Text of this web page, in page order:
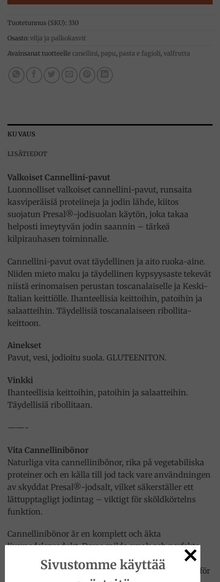
Tuotetunnus (SKU): 330
Osasto: vilja ja palkokasvit
Avainsanat tuotteelle canellini, papu, pasta e fagioli, valfrutta
KUVAUS
LISÄTIEDOT
Valkoiset Cannellini-pavut
Luonnolliset valkoiset cannellini-pavut, runsaita
kasviperäisiä proteiineja ja jodin lähde, kiitos
suojatun Presal®-jodisuolan käytön, joka takaa
helposti imeytyvän jodin saannin – tärkeä
kilpirauhasen toiminnalle.
Cannellini-pavut ovat täydellinen ja aito ruoka-aine.
Niiden mieto maku ja täydellinen kypsyysaste tekevät
niistä erinomaisen perustan toscanalaiselle ja Keski-
Italian keittiölle. Ihanteellisia keittoihin, patoihin ja
salaatteihin. Täydellisiä toscanalaiseen ribollita-
keittoon.
Ainekset
Pavut, vesi, jodioitu suola. GLUTEENITON.
Vinkki
Ihanteellisia keittoihin, patoihin ja salaatteihin.
Täydellisiä ribollitaan.
——-
Vita Cannellinibönor
Naturliga vita cannellinibönor, rika på vegetabiliska
proteiner och en källa till jod tack vare användningen
av skyddat Presal®-jodsalt, vilket säkerställer ett
lättupptagligt jodintag – viktigt för sköldkörtelns
funktion.
Cannellinibönor är en komplett och äkta
livsmedelsprodukt. Deras milda smak och perfekta
kokningsgrad gör dem till en utmärkt bas för det
toskanska och mellersta italienska köket. Perfekta för
Sivustomme käyttää